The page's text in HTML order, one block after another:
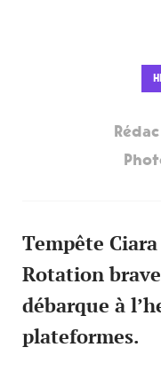
Tempête
Rotation
débarque à
plateformes.